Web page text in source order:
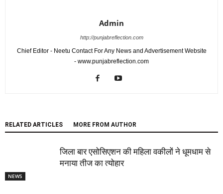
Admin
http://punjabreflection.com
Chief Editor - Neetu Contact For Any News and Advertisement Website
- www.punjabreflection.com
RELATED ARTICLES MORE FROM AUTHOR
NEWS
जिला बार एसोसिएशन की महिला वकीलों ने धूमधाम से
मनाया तीज का त्योहार